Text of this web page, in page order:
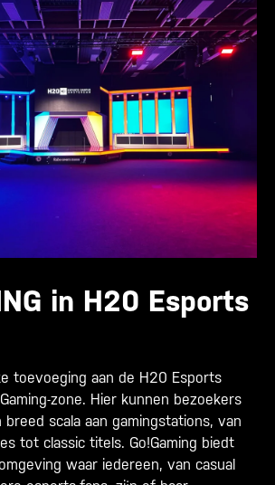
in H20 Esports
toevoeging aan de H20 Esports
zone. Hier kunnen bezoekers
scala aan gamingstations, van
tot classic titels. Go!Gaming biedt
waar iedereen, van casual